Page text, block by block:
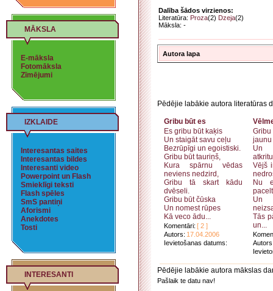
MĀKSLA
E-māksla
Fotomāksla
Zīmējumi
IZKLAIDE
Interesantas saites
Interesantas bildes
Interesanti video
Powerpoint un Flash
Smieklīgi teksti
Flash spēles
SmS pantiņi
Aforismi
Anekdotes
Tosti
INTERESANTI
Dalība šādos virzienos:
Literatūra: Proza(2) Dzeja(2)
Māksla: -
Autora lapa
Pēdējie labākie autora literatūras
Gribu būt es
Es gribu būt kaķis
Un staigāt savu ceļu
Bezrūpīgi un egoistiski.
Gribu būt tauriņš,
Kura spārnu vēdas
neviens nedzird,
Gribu tā skart kādu
dvēseli.
Gribu būt čūska
Un nomest rūpes
Kā veco ādu...
Komentāri: [ 2 ]
Autors:
Ievietošanas datums:
17.04.2006
Un
Vējš
Nu
Un
Tās
un...
Pēdējie labākie autora mākslas
Pašlaik te datu nav!